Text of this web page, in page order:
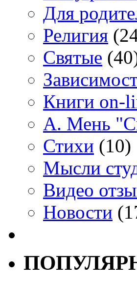
Для
Религия
Святые
Книги on-
А. Мень
Стихи (10)
Мысли
Видео
Новости